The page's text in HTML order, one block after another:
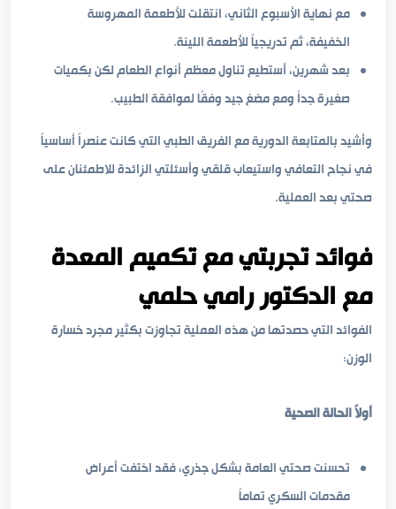
مع نهاية الأسبوع الثاني، انتقلت للأطعمة المهروسة
الخفيفة، ثم تدريجياً للأطعمة اللينة.
بعد شهرين، أستطيع تناول معظم أنواع الطعام لكن بكميات
صغيرة جداً ومع مضغ جيد وفقًا لموافقة الطبيب.
وأشيد بالمتابعة الدورية مع الفريق الطبي التي كانت عنصراً أساسياً
في نجاح التعافي واستيعاب قلقي وأسئلتي الزائدة للاطمئنان على
صحتي بعد العملية.
فوائد تجربتي مع تكميم المعدة
مع الدكتور رامي حلمي
الفوائد التي حصدتها من هذه العملية تجاوزت بكثير مجرد خسارة
الوزن:
أولاً الحالة الصحية
تحسنت صحتي العامة بشكل جذري، فقد اختفت أعراض
مقدمات السكري تماماً